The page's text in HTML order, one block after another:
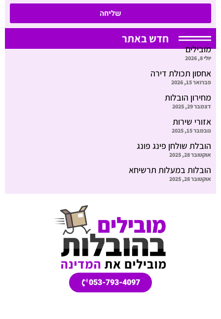
שליחה
חדש באתר
מובילים
יולי 8, 2026
אחסון תכולת דירה
פברואר 15, 2026
מחירון הובלות
דצמבר 29, 2025
אזורי שירות
נובמבר 15, 2025
הובלת שולחן פינג פונג
אוקטובר 28, 2025
הובלות במעלות תרשיחא
אוקטובר 28, 2025
053-793-4097